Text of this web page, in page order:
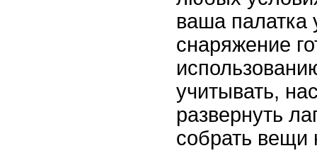
ваша палатка
снаряжение
учитывать,
развернуть
собрать